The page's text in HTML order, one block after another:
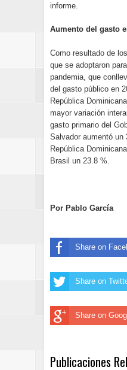
informe.
Aumento del gasto
Como resultado de
que se adoptaron
pandemia, que
del gasto público en
República
mayor variación
gasto primario del
Salvador aumentó
República
Brasil un 23.8 %.
Por Pablo García
Share on
Share on
Share on
Publicaciones